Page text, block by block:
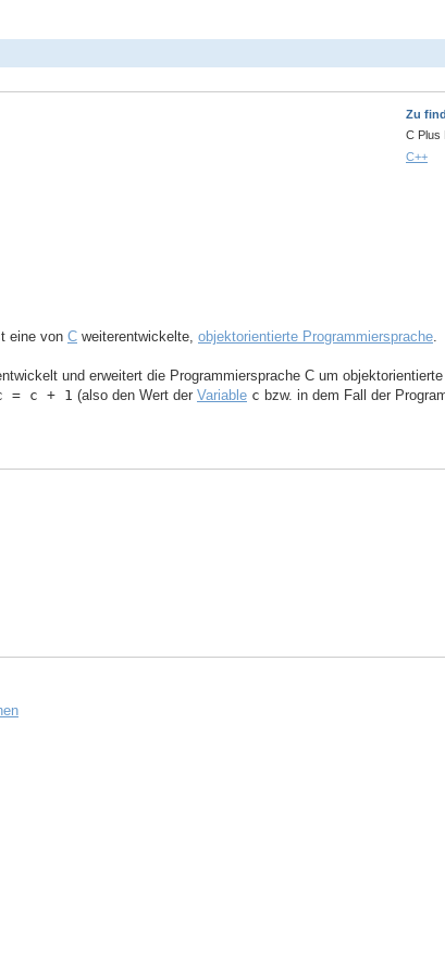
Zu
C Plus
C++
eine von C weiterentwickelte, objektorientierte Programmiersprache.
und erweitert die Programmiersprache C um
= c + 1 (also den Wert der Variable c bzw. in dem Fall der